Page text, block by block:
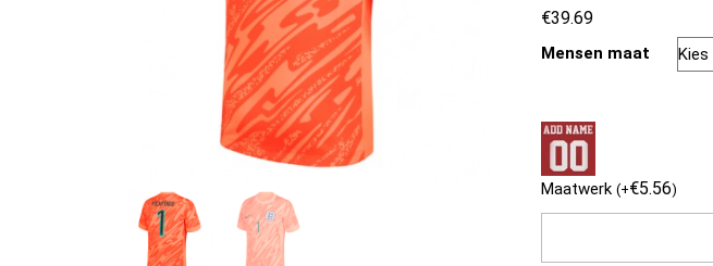
€39.69
Mensen maat
Maatwerk (+€5.56)